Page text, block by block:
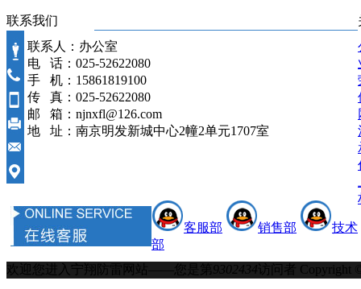
联系我们
联系人：办公室
电 话：025-52622080
手 机：15861819100
传 真：025-52622080
邮 箱：njnxfl@126.com
地 址：南京明发新城中心2幢2单元1707室
客服部 销售部
技术
部
欢迎您进入宁翔防雷网站——您是第 9302434访问者 Copyright